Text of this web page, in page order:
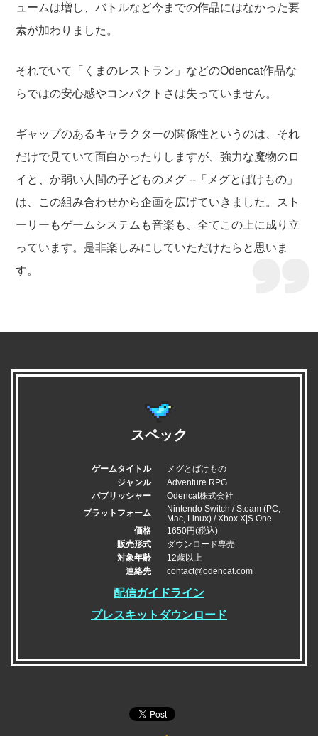
ュームは増し、バトルなど今までの作品にはなかった要
素が加わりました。
それでいて「くまのレストラン」などのOdencat作品な
らではの安心感やコンパクトさは失っていません。
ギャップのあるキャラクターの関係性というのは、それ
だけで見ていて面白かったりしますが、強力な魔物のロ
イと、か弱い人間の子どものメグ --「メグとばけもの」
は、この組み合わせから企画を広げていきました。スト
ーリーもゲームシステムも音楽も、全てこの上に成り立
っています。是非楽しみにしていただけたらと思いま
す。
スペック
ゲームタイトル
メグとばけもの
ジャンル
Adventure RPG
パブリッシャー
Odencat株式会社
プラットフォーム
Nintendo Switch / Steam (PC,
Mac, Linux) / Xbox X|S One
価格
1650円(税込)
販売形式
ダウンロード専売
対象年齢
12歳以上
連絡先
contact@odencat.com
配信ガイドライン
プレスキットダウンロード